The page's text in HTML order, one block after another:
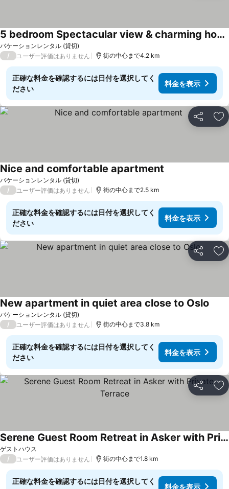
バケーションレンタル (貸切)
5 bedroom Spectacular view & charming house in Vollen centre
/ ユーザー評価はありません 街の中心まで4.2 km
正確な料金を確認するには日付を選択してく
ださい
料金を表示
シェア お
バケーションレンタル (貸切)
Nice and comfortable apartment
/ ユーザー評価はありません 街の中心まで2.5 km
正確な料金を確認するには日付を選択してく
ださい
料金を表示
シェア お
バケーションレンタル (貸切)
New apartment in quiet area close to Oslo
/ ユーザー評価はありません 街の中心まで3.8 km
正確な料金を確認するには日付を選択してく
ださい
料金を表示
シェア お
ゲストハウス
Serene Guest Room Retreat in Asker with Private Terrace
/ ユーザー評価はありません 街の中心まで1.8 km
正確な料金を確認するには日付を選択してく
料金を表示